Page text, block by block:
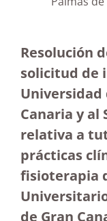
Resolución
solicitud de
Universidad
Canaria y al
relativa a
prácticas
fisioterapia
de Gran